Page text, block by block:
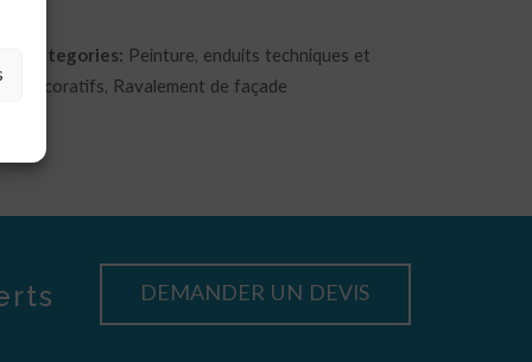
Categories: Peinture, enduits techniques et
décoratifs, Ravalement de façade
DEMANDER UN DEVIS